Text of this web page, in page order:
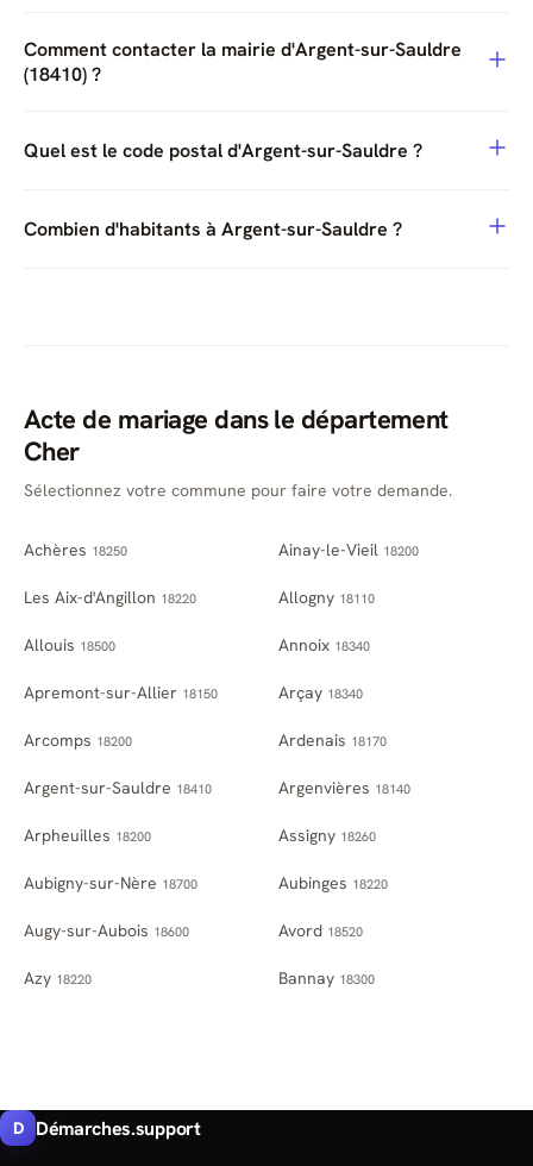
Comment contacter la mairie d'Argent-sur-Sauldre
(18410) ?
Quel est le code postal d'Argent-sur-Sauldre ?
Combien d'habitants à Argent-sur-Sauldre ?
Acte de mariage dans le département
Cher
Sélectionnez votre commune pour faire votre demande.
Achères 18250 Ainay-le-Vieil 18200
Les Aix-d'Angillon 18220 Allogny 18110
Allouis 18500 Annoix 18340
Apremont-sur-Allier 18150 Arçay 18340
Arcomps 18200 Ardenais 18170
Argent-sur-Sauldre 18410 Argenvières 18140
Arpheuilles 18200 Assigny 18260
Aubigny-sur-Nère 18700 Aubinges 18220
Augy-sur-Aubois 18600 Avord 18520
Azy 18220 Bannay 18300
D Démarches.support